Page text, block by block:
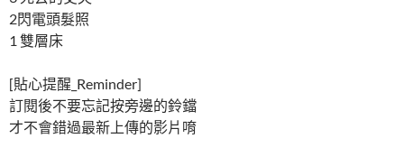
2閃電頭髮照
1 雙層床
[貼心提醒_Reminder]
訂閱後不要忘記按旁邊的鈴鐺
才不會錯過最新上傳的影片唷